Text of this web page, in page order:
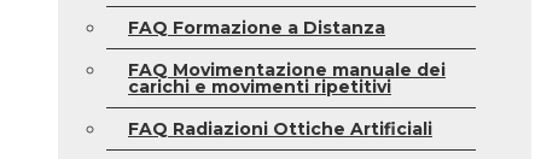
FAQ Formazione a Distanza
FAQ Movimentazione manuale dei
carichi e movimenti ripetitivi
FAQ Radiazioni Ottiche Artificiali